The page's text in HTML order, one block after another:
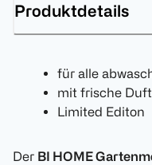
Produktdetails
für alle
mit frische Duft
Limited Editon
Der BI HOME